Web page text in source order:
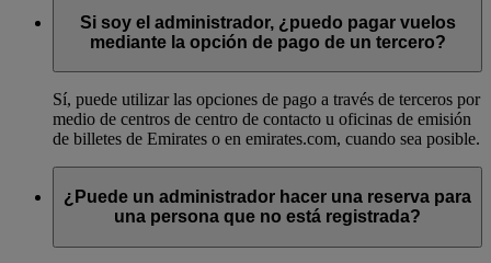
Si soy el administrador, ¿puedo pagar vuelos
mediante la opción de pago de un tercero?
Sí, puede utilizar las opciones de pago a través de terceros por
medio de centros de centro de contacto u oficinas de emisión
de billetes de Emirates o en emirates.com, cuando sea posible.
¿Puede un administrador hacer una reserva para
una persona que no está registrada?